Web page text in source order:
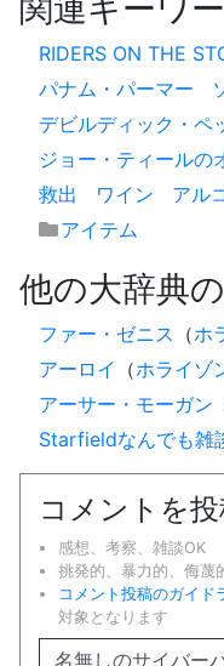
関連キーワ
RIDERS ON THE
パナム・パーマー
デビルディック・ペ
ジョー・ティールの
救出
ワイン アル
アイテム
他の大辞典
ファー・ゼニス （ホ
アーロイ
（ホライゾ
アーサー・モーガン
Starfieldなんでも雑
コメントを
感想、考察、雑談OK
挑発的、暴力的、侮蔑
コメント投稿のガイド
対象となります